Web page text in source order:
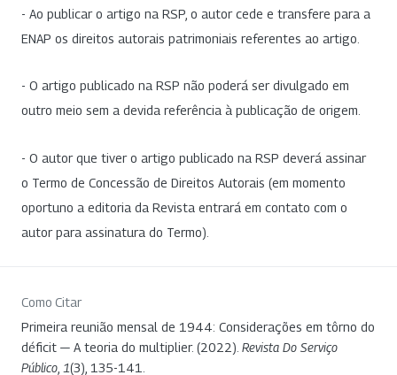
- Ao publicar o artigo na RSP, o autor cede e transfere para a
ENAP os direitos autorais patrimoniais referentes ao artigo.
- O artigo publicado na RSP não poderá ser divulgado em
outro meio sem a devida referência à publicação de origem.
- O autor que tiver o artigo publicado na RSP deverá assinar
o Termo de Concessão de Direitos Autorais (em momento
oportuno a editoria da Revista entrará em contato com o
autor para assinatura do Termo).
Como Citar
Primeira reunião mensal de 1944: Considerações em tôrno do
déficit — A teoria do multiplier. (2022). Revista Do Serviço
Público 1(3), 135-141.